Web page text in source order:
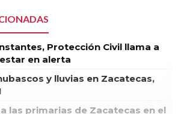
Protección Civil llama a
en alerta
y lluvias en Zacatecas,
a las primarias de Zacatecas en el